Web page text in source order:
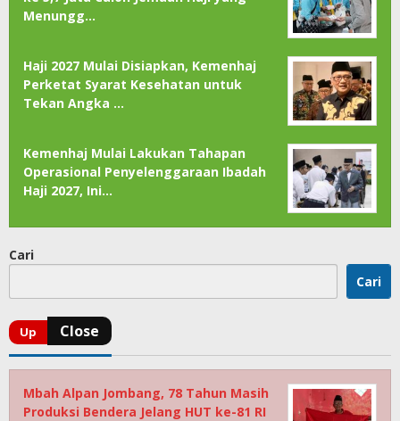
Menungg…
Haji 2027 Mulai Disiapkan, Kemenhaj
Perketat Syarat Kesehatan untuk
Tekan Angka …
Kemenhaj Mulai Lakukan Tahapan
Operasional Penyelenggaraan Ibadah
Haji 2027, Ini…
Cari
Cari
Mbah Alpan Jombang, 78 Tahun Masih
Produksi Bendera Jelang HUT ke-81 RI